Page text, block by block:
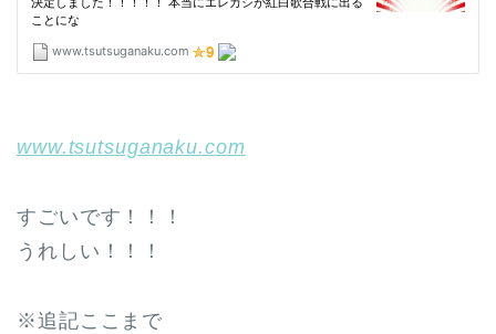
www.tsutsuganaku.com
すごいです！！！
うれしい！！！
※追記ここまで